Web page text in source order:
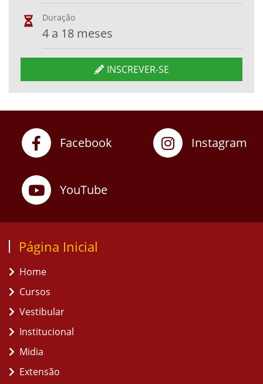
Duração
4 a 18 meses
INSCREVER-SE
Facebook Instagram
YouTube
Página Inicial
Home
Cursos
Vestibular
Institucional
Midia
Extensão